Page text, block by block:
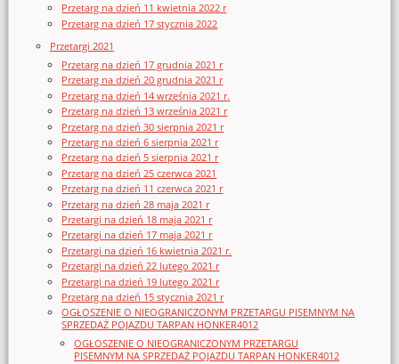
Przetarg na dzień 11 kwietnia 2022 r
Przetarg na dzień 17 stycznia 2022
Przetargi 2021
Przetarg na dzień 17 grudnia 2021 r
Przetarg na dzień 20 grudnia 2021 r
Przetarg na dzień 14 września 2021 r.
Przetarg na dzień 13 września 2021 r
Przetarg na dzień 30 sierpnia 2021 r
Przetarg na dzień 6 sierpnia 2021 r
Przetarg na dzień 5 sierpnia 2021 r
Przetarg na dzień 25 czerwca 2021
Przetarg na dzień 11 czerwca 2021 r
Przetarg na dzień 28 maja 2021 r
Przetargi na dzień 18 maja 2021 r
Przetargi na dzień 17 maja 2021 r
Przetargi na dzień 16 kwietnia 2021 r.
Przetargi na dzień 22 lutego 2021 r
Przetargi na dzień 19 lutego 2021 r
Przetarg na dzień 15 stycznia 2021 r
OGŁOSZENIE O NIEOGRANICZONYM PRZETARGU PISEMNYM NA
SPRZEDAŻ POJAZDU TARPAN HONKER4012
OGŁOSZENIE O NIEOGRANICZONYM PRZETARGU
PISEMNYM NA SPRZEDAŻ POJAZDU TARPAN HONKER4012